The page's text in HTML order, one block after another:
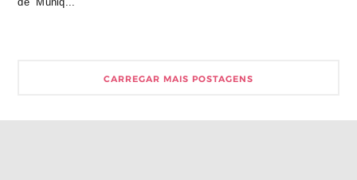
CARREGAR MAIS POSTAGENS